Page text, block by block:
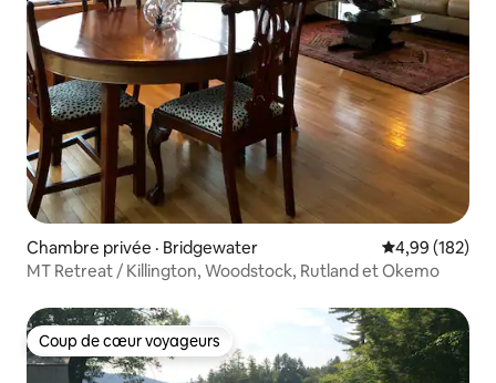
Chambre privée · Bridgewater Note
4,99 (182)
MT Retreat / Killington, Woodstock, Rutland et Okemo
Coup de cœur voyageurs
Coup de cœur voyageurs